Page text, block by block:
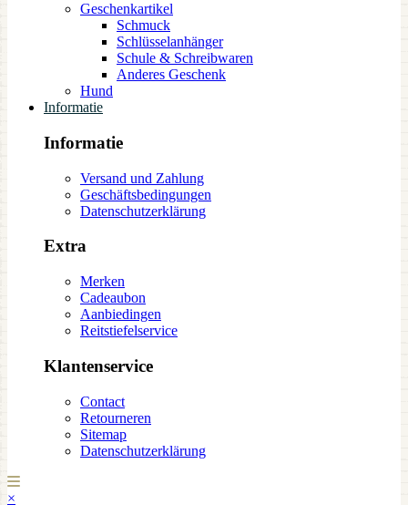
Geschenkartikel
Schmuck
Schlüsselanhänger
Schule & Schreibwaren
Anderes Geschenk
Hund
Informatie
Informatie
Versand und Zahlung
Geschäftsbedingungen
Datenschutzerklärung
Extra
Merken
Cadeaubon
Aanbiedingen
Reitstiefelservice
Klantenservice
Contact
Retourneren
Sitemap
Datenschutzerklärung
×